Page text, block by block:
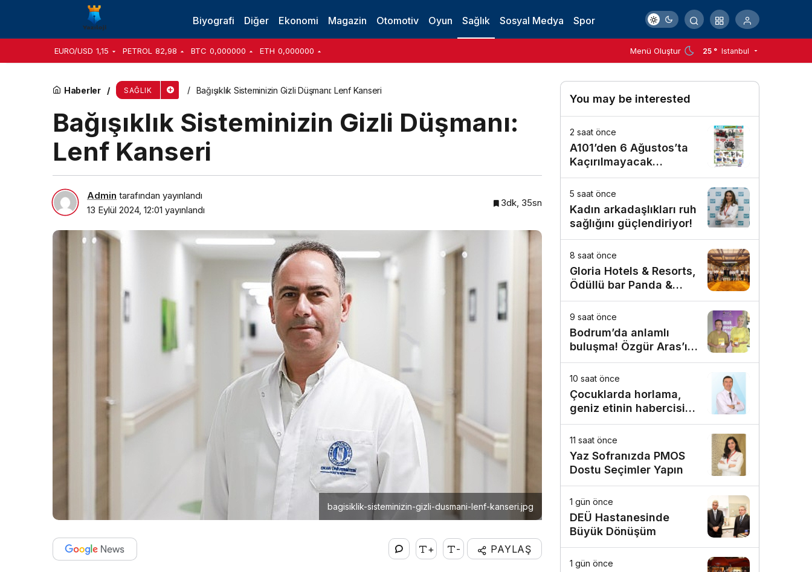
Biyografi Diğer Ekonomi Magazin Otomotiv Oyun Sağlık Sosyal Medya Spor
EURO/USD 1,15 PETROL 82,98 BTC 0,000000 ETH 0,000000 Menü Oluştur 25 ° Istanbul
Haberler SAĞLIK Bağışıklık Sisteminizin Gizli Düşmanı: Lenf Kanseri
Bağışıklık Sisteminizin Gizli Düşmanı:
Lenf Kanseri
Admin tarafından yayınlandı
13 Eylül 2024, 12:01 yayınlandı
3dk, 35sn
bagisiklik-sisteminizin-gizli-dusmani-lenf-kanseri.jpg
+ - PAYLAŞ
You may be interested
2 saat önce
A101’den 6 Ağustos’ta
Kaçırılmayacak
Motosiklet Fırsatı
5 saat önce
Kadın arkadaşlıkları ruh
sağlığını güçlendiriyor!
8 saat önce
Gloria Hotels & Resorts,
Ödüllü bar Panda &
Sons ile unutulmaz bir
Miksoloji Gecesine İmza
Attı
9 saat önce
Bodrum’da anlamlı
buluşma! Özgür Aras’ın
çok konuşulan kitabı
yeni baskısını Titanic
Luxury Collection
Bodrum’da kutladı
10 saat önce
Çocuklarda horlama,
geniz etinin habercisi
olabilir!
11 saat önce
Yaz Sofranızda PMOS
Dostu Seçimler Yapın
1 gün önce
DEÜ Hastanesinde
Büyük Dönüşüm
1 gün önce
Akciğerinizde de yüksek tansiyon olabilir.